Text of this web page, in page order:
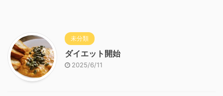
未分類
ダイエット開始
2025/6/11